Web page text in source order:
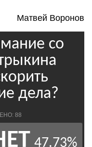
Матвей Воронов